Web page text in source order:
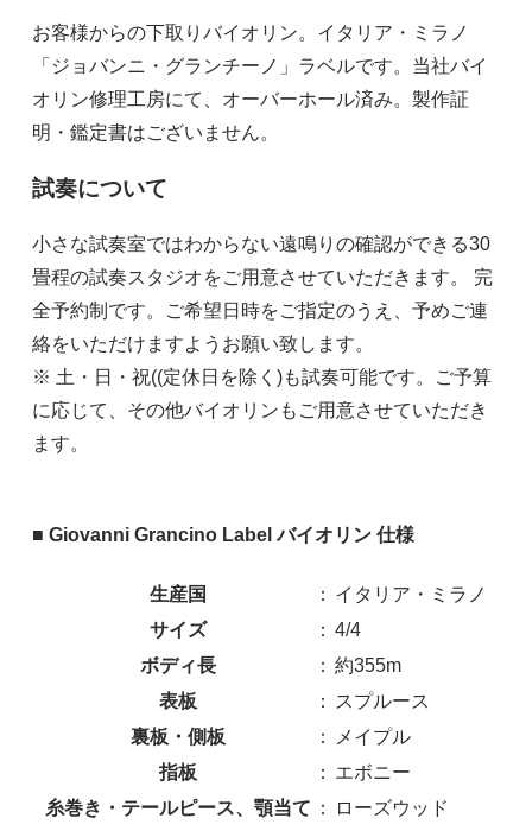
お客様からの下取りバイオリン。イタリア・ミラノ
「ジョバンニ・グランチーノ」ラベルです。当社バイ
オリン修理工房にて、オーバーホール済み。製作証
明・鑑定書はございません。
試奏について
小さな試奏室ではわからない遠鳴りの確認ができる30
畳程の試奏スタジオをご用意させていただきます。 完
全予約制です。ご希望日時をご指定のうえ、予めご連
絡をいただけますようお願い致します。
※ 土・日・祝((定休日を除く)も試奏可能です。ご予算
に応じて、その他バイオリンもご用意させていただき
ます。
■ Giovanni Grancino Label バイオリン 仕様
生産国 ： イタリア・ミラノ
サイズ
： 4/4
ボディ長
： 約355m
表板
：
スプルース
裏板・側板
：
メイプル
指板
： エボニー
糸巻き・テールピース、顎当て ： ローズウッド